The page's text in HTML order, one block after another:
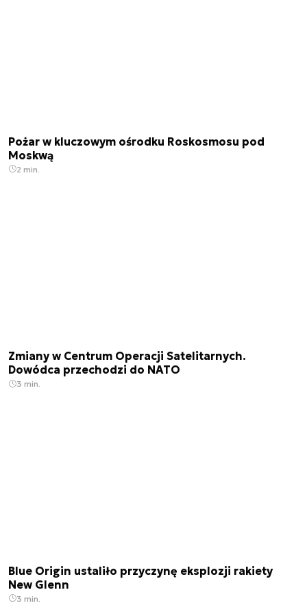
Pożar w kluczowym ośrodku Roskosmosu pod
Moskwą
2 min.
Zmiany w Centrum Operacji Satelitarnych.
Dowódca przechodzi do NATO
3 min.
Blue Origin ustaliło przyczynę eksplozji rakiety
New Glenn
3 min.